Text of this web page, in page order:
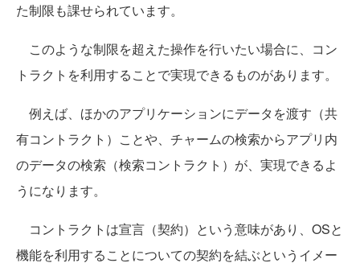
た制限も課せられています。
このような制限を超えた操作を行いたい場合に、コン
トラクトを利用することで実現できるものがあります。
例えば、ほかのアプリケーションにデータを渡す（共
有コントラクト）ことや、チャームの検索からアプリ内
のデータの検索（検索コントラクト）が、実現できるよ
うになります。
コントラクトは宣言（契約）という意味があり、OSと
機能を利用することについての契約を結ぶというイメー